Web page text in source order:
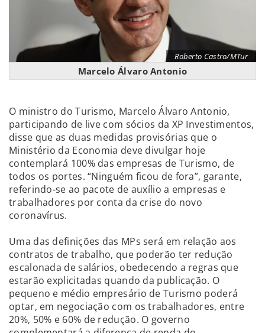
Roberto Castro/MTur
Marcelo Álvaro Antonio
O ministro do Turismo, Marcelo Álvaro Antonio,
participando de live com sócios da XP Investimentos,
disse que as duas medidas provisórias que o
Ministério da Economia deve divulgar hoje
contemplará 100% das empresas de Turismo, de
todos os portes. “Ninguém ficou de fora”, garante,
referindo-se ao pacote de auxílio a empresas e
trabalhadores por conta da crise do novo
coronavírus.
Uma das definições das MPs será em relação aos
contratos de trabalho, que poderão ter redução
escalonada de salários, obedecendo a regras que
estarão explicitadas quando da publicação. O
pequeno e médio empresário de Turismo poderá
optar, em negociação com os trabalhadores, entre
20%, 50% e 60% de redução. O governo